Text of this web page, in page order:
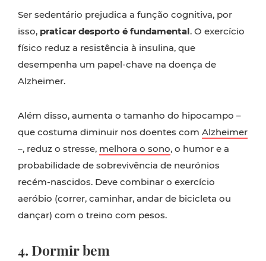
Ser sedentário prejudica a função cognitiva, por
isso, praticar desporto é fundamental. O exercício
físico reduz a resistência à insulina, que
desempenha um papel-chave na doença de
Alzheimer.
Além disso, aumenta o tamanho do hipocampo –
que costuma diminuir nos doentes com Alzheimer
–, reduz o stresse, melhora o sono, o humor e a
probabilidade de sobrevivência de neurónios
recém-nascidos. Deve combinar o exercício
aeróbio (correr, caminhar, andar de bicicleta ou
dançar) com o treino com pesos.
4. Dormir bem